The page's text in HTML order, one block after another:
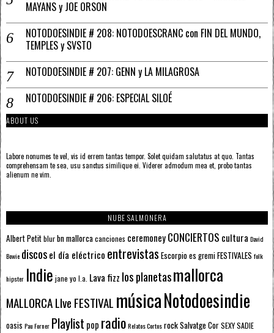
MAYANS y JOE ORSON
NOTODOESINDIE # 208: NOTODOESCRANC con FIN DEL MUNDO,
TEMPLES y SVSTO
NOTODOESINDIE # 207: GENN y LA MILAGROSA
NOTODOESINDIE # 206: ESPECIAL SILOÉ
ABOUT US
Labore nonumes te vel, vis id errem tantas tempor. Solet quidam salutatus at quo. Tantas
comprehensam te sea, usu sanctus similique ei. Viderer admodum mea et, probo tantas
alienum ne vim.
NUBE SALMONERA
Albert Petitblurbn mallorcacanciones ceremoneyCONCIERTOS cultura David
Bowie discosel día eléctrico entrevistas Escorpioes gremiFESTIVALES folk
hipster Indie jane yo l.a. Lava fizz los planetasmallorca
MALLORCA LIve FESTIVAL músicaNotodoesindie
oasis Pau Forner Playlist pop radioRelatos CortosrockSalvatge CorSEXY SADIE